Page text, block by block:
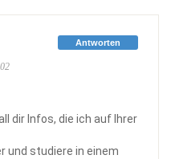
Antworten
dir Infos, die ich auf Ihrer
und studiere in einem